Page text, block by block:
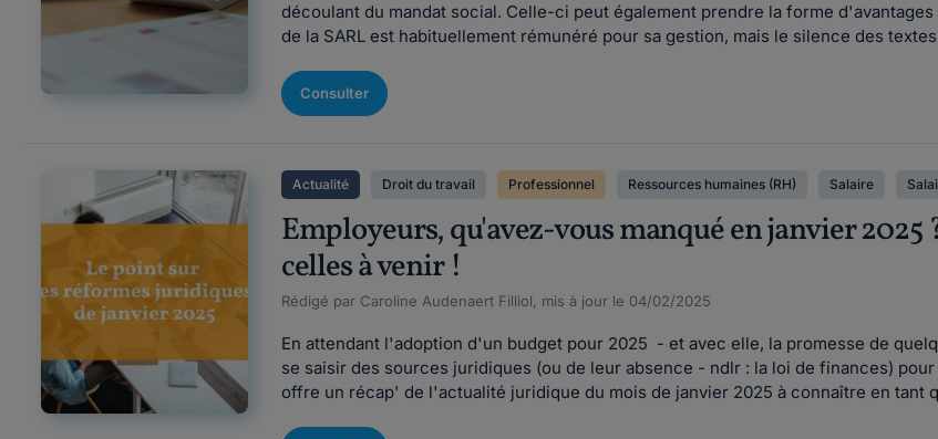
découlant du mandat social. Celle-ci peut également prendre la forme
de la SARL est habituellement rémunéré pour sa gestion, mais le silence des
Consulter
Actualité Droit du travail Professionnel Ressources humaines (RH) Salaire
Employeurs, qu'avez-vous manqué en janvier
celles à venir !
Rédigé par Caroline Audenaert Filliol, mis à jour le 04/02/2025
En attendant l'adoption d'un budget pour 2025 - et avec elle, la promesse de
se saisir des sources juridiques (ou de leur absence - ndlr : la loi de finances)
offre un récap' de l'actualité juridique du mois de janvier 2025 à connaître en tant